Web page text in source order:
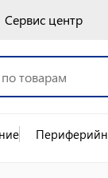
Сервис центр